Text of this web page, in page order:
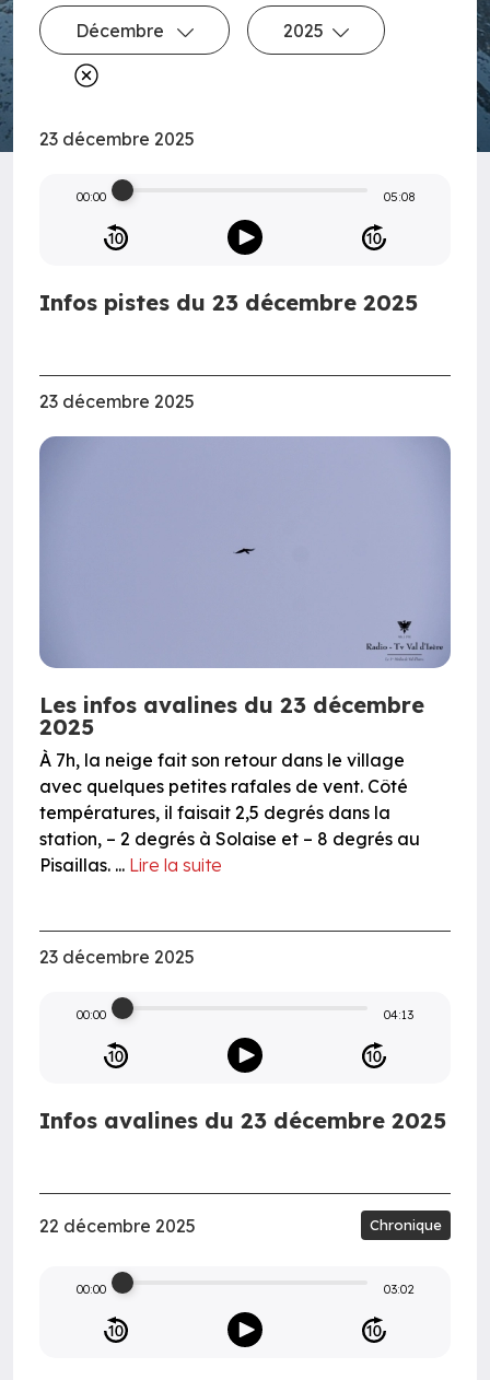
Décembre 2025
23 décembre 2025
00:00 05:08
Infos pistes du 23 décembre 2025
23 décembre 2025
Les infos avalines du 23 décembre
2025
À 7h, la neige fait son retour dans le village
avec quelques petites rafales de vent. Côté
températures, il faisait 2,5 degrés dans la
station, – 2 degrés à Solaise et – 8 degrés au
Pisaillas. ... Lire la suite
23 décembre 2025
00:00 04:13
Infos avalines du 23 décembre 2025
22 décembre 2025 Chronique
00:00 03:02